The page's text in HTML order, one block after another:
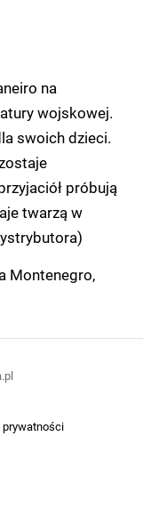
na
wojskowej.
swoich dzieci.
próbują
twarzą w
Montenegro,
prywatności